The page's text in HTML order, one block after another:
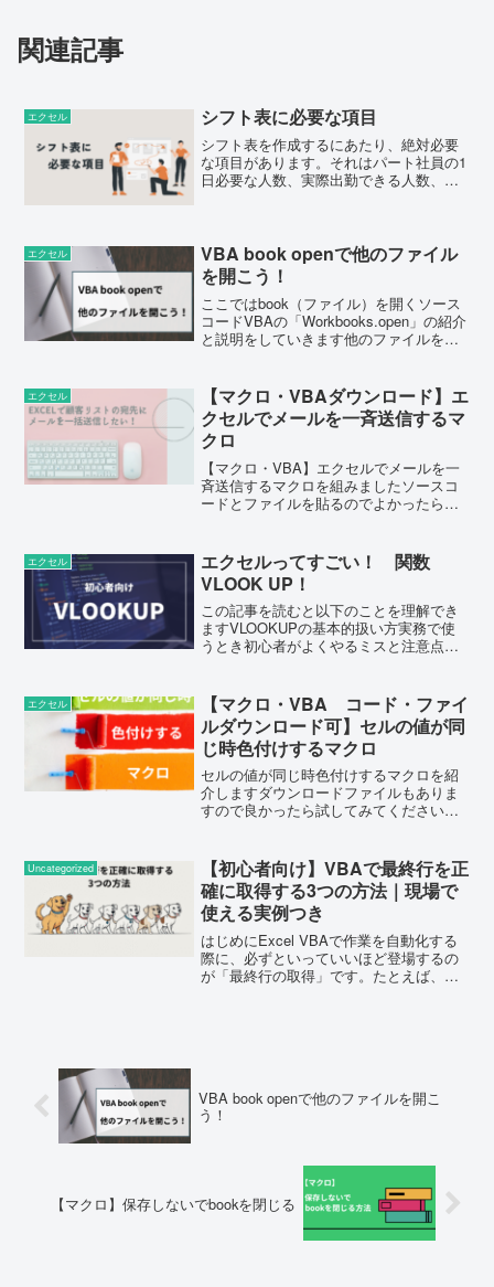
関連記事
エクセル シフト表に必要な項目
シフト表を作成するにあたり、絶対必要
な項目があります。それはパート社員の1
日必要な人数、実際出勤できる人数、出
りパート社員の有給取得...
エクセル
VBA book openで他のファイル
を開こう！
ここではbook（ファイル）を開くソース
コードVBAの「Workbooks.open」の紹介
と説明をしていきます他のファイルを開
（onedriveでファイルの同期をしてる場...
エクセル
【マクロ・VBAダウンロード】エ
クセルでメールを一斉送信するマ
クロ
【マクロ・VBA】エクセルでメールを一
斉送信するマクロを組みましたソースコ
ードとファイルを貼るのでよかったら使
メールを送っている方顧客リストを
EXCELで管理している方...
エクセル
エクセルってすごい！ 関数
VLOOK UP！
この記事を読むと以下のことを理解でき
ますVLOOKUPの基本的扱い方実務で使
うとき初心者がよくやるミスと注意点に
VLOOKUPの存在を知らないという方に
は参考になります...
エクセル
【マクロ・VBA コード・ファイ
ルダウンロード可】セルの値が同
じ時色付けするマクロ
セルの値が同じ時色付けするマクロを紹
介しますダウンロードファイルもありま
すので良かったら試してみてくださいま
析するときに、10や100のデータの羅列を
見るときって大変で...
Uncategorized
【初心者向け】VBAで最終行を正
確に取得する3つの方法｜現場で
使える実例つき
はじめにExcel VBAで作業を自動化する
際に、必ずといっていいほど登場するの
が「最終行の取得」です。たとえば、デ
VBA book openで他のファイルを開こ
う！
【マクロ】保存しないでbookを閉じる